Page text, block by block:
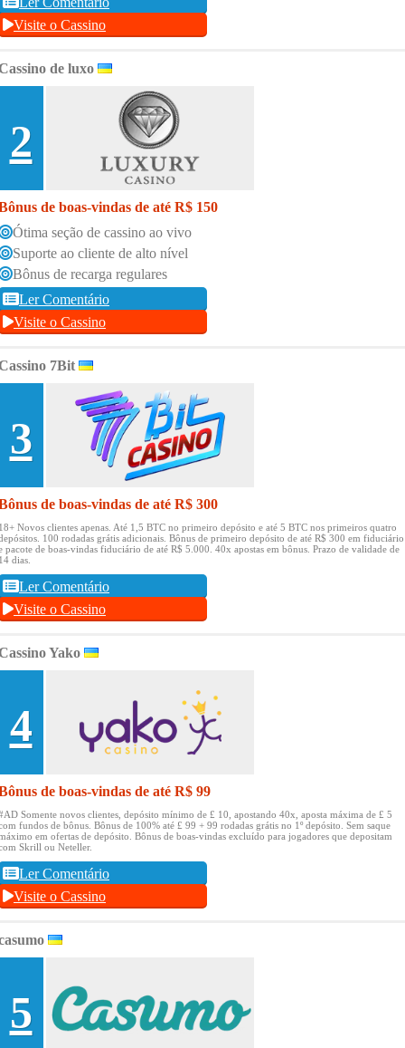
Visite o Cassino
de luxo
2
de boas-vindas de até R$ 150
Ótima seção de cassino ao vivo
Suporte ao cliente de alto nível
Bônus de recarga regulares
Ler Comentário
Visite o Cassino
7Bit
3
de boas-vindas de até R$ 300
Novos clientes apenas. Até 1,5 BTC no primeiro depósito e até 5 BTC nos primeiros quatro
100 rodadas grátis adicionais. Bônus de primeiro depósito de até R$ 300 em fiduciário
pacote de boas-vindas fiduciário de até R$ 5.000. 40x apostas em bônus. Prazo de validade de
dias.
Ler Comentário
Visite o Cassino
Yako
4
de boas-vindas de até R$ 99
Somente novos clientes, depósito mínimo de £ 10, apostando 40x, aposta máxima de £ 5
fundos de bônus. Bônus de 100% até £ 99 + 99 rodadas grátis no 1º depósito. Sem saque
em ofertas de depósito. Bônus de boas-vindas excluído para jogadores que depositam
Skrill ou Neteller.
Ler Comentário
Visite o Cassino
5